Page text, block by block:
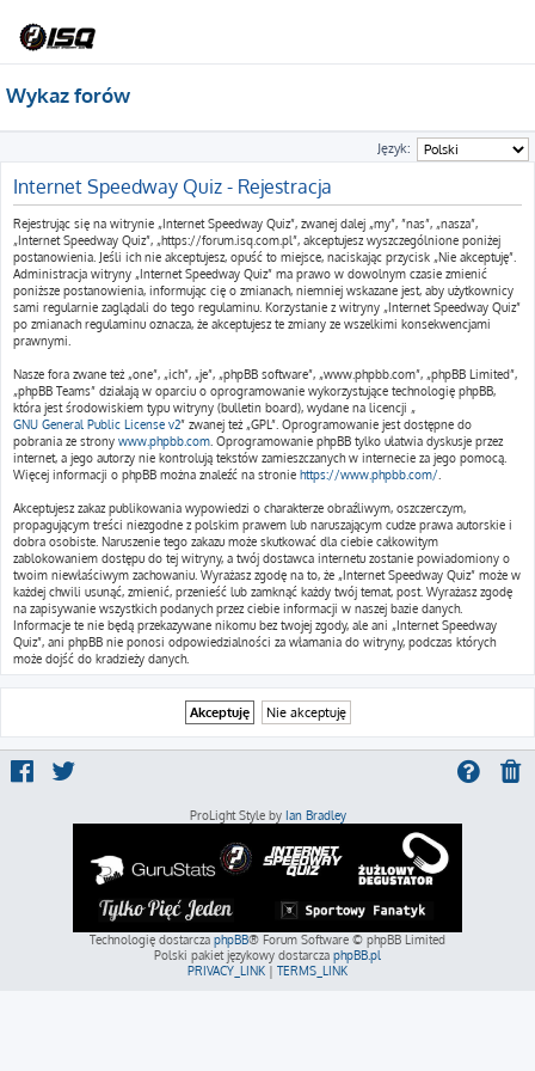
Wykaz forów
Język:
Internet Speedway Quiz - Rejestracja
Rejestrując się na witrynie „Internet Speedway Quiz”, zwanej dalej „my”, ”nas”, „nasza”,
„Internet Speedway Quiz”, „https://forum.isq.com.pl”, akceptujesz wyszczególnione poniżej
postanowienia. Jeśli ich nie akceptujesz, opuść to miejsce, naciskając przycisk „Nie akceptuję”.
Administracja witryny „Internet Speedway Quiz” ma prawo w dowolnym czasie zmienić
poniższe postanowienia, informując cię o zmianach, niemniej wskazane jest, aby użytkownicy
sami regularnie zaglądali do tego regulaminu. Korzystanie z witryny „Internet Speedway Quiz”
po zmianach regulaminu oznacza, że akceptujesz te zmiany ze wszelkimi konsekwencjami
prawnymi.
Nasze fora zwane też „one”, „ich”, „je”, „phpBB software”, „www.phpbb.com”, „phpBB Limited”,
„phpBB Teams” działają w oparciu o oprogramowanie wykorzystujące technologię phpBB,
która jest środowiskiem typu witryny (bulletin board), wydane na licencji „
GNU General Public License v2” zwanej też „GPL”. Oprogramowanie jest dostępne do
pobrania ze strony www.phpbb.com . Oprogramowanie phpBB tylko ułatwia dyskusje przez
internet, a jego autorzy nie kontrolują tekstów zamieszczanych w internecie za jego pomocą.
Więcej informacji o phpBB można znaleźć na stronie https://www.phpbb.com/
Akceptujesz zakaz publikowania wypowiedzi o charakterze obraźliwym, oszczerczym,
propagującym treści niezgodne z polskim prawem lub naruszającym cudze prawa autorskie i
dobra osobiste. Naruszenie tego zakazu może skutkować dla ciebie całkowitym
zablokowaniem dostępu do tej witryny, a twój dostawca internetu zostanie powiadomiony o
twoim niewłaściwym zachowaniu. Wyrażasz zgodę na to, że „Internet Speedway Quiz” może w
każdej chwili usunąć, zmienić, przenieść lub zamknąć każdy twój temat, post. Wyrażasz zgodę
na zapisywanie wszystkich podanych przez ciebie informacji w naszej bazie danych.
Informacje te nie będą przekazywane nikomu bez twojej zgody, ale ani „Internet Speedway
Quiz”, ani phpBB nie ponosi odpowiedzialności za włamania do witryny, podczas których
może dojść do kradzieży danych.
ProLight Style by Ian Bradley
Technologię dostarcza phpBB® Forum Software © phpBB Limited
Polski pakiet językowy dostarcza phpBB.pl
PRIVACY_LINK | TERMS_LINK